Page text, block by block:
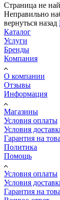
Страница не
Неправильно
вернуться назад
Каталог
Услуги
Бренды
Компания
О компании
Отзывы
Информация
Магазины
Условия оплаты
Условия
Гарантия на
Политика
Помощь
Условия оплаты
Условия
Гарантия на